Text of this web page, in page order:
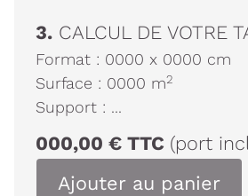
3. CALCUL DE VOTRE
Format : 0000 x 0000 cm
Surface : 0000 m2
Support : ...
000,00 € TTC (port
Ajouter au panier